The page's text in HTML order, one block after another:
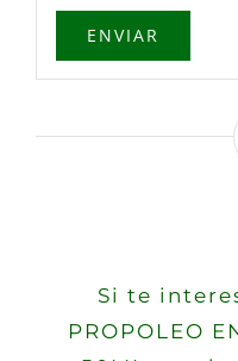
Si te
PROPOLEO